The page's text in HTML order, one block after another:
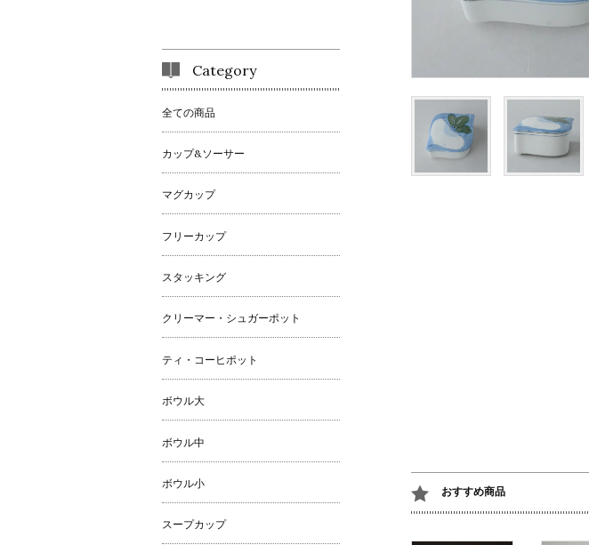
おすすめ商品
Category
全ての商品
カップ&ソーサー
マグカップ
フリーカップ
スタッキング
クリーマー・シュガーポット
ティ・コーヒポット
ボウル大
ボウル中
ボウル小
スープカップ